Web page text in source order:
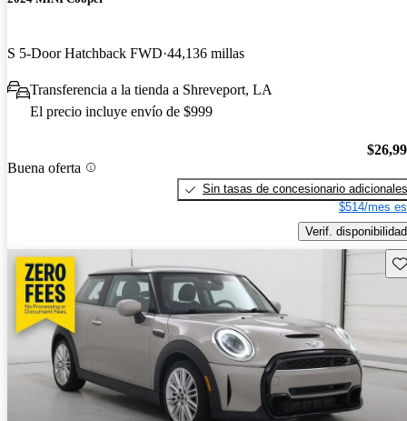
S 5-Door Hatchback FWD 44,136 millas
Transferencia a la tienda a Shreveport, LA
El precio incluye envío de $999
Buena oferta
Sin tasas de concesionario adicionales
$514/mes
Verif. disponibilidad